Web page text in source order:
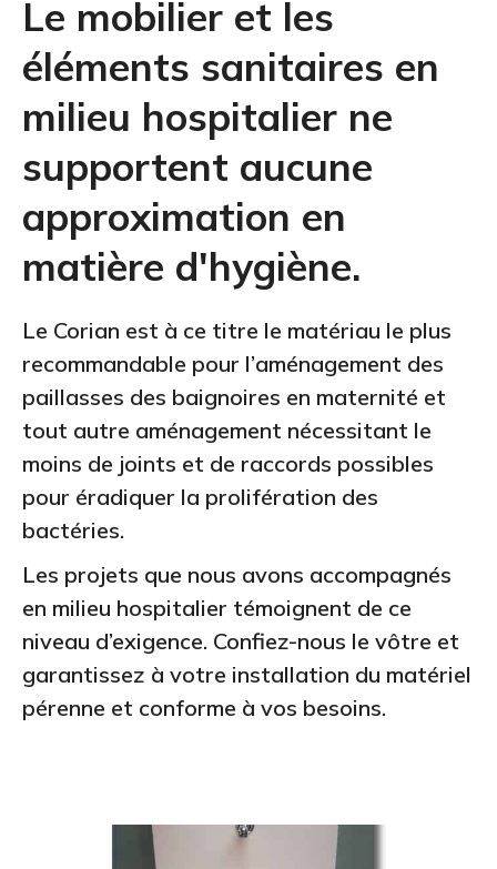
Le mobilier et les
éléments sanitaires en
milieu hospitalier ne
supportent aucune
approximation en
matière d'hygiène.
Le Corian est à ce titre le matériau le plus
recommandable pour l’aménagement des
paillasses des baignoires en maternité et
tout autre aménagement nécessitant le
moins de joints et de raccords possibles
pour éradiquer la prolifération des
bactéries.
Les projets que nous avons accompagnés
en milieu hospitalier témoignent de ce
niveau d’exigence. Confiez-nous le vôtre et
garantissez à votre installation du matériel
pérenne et conforme à vos besoins.